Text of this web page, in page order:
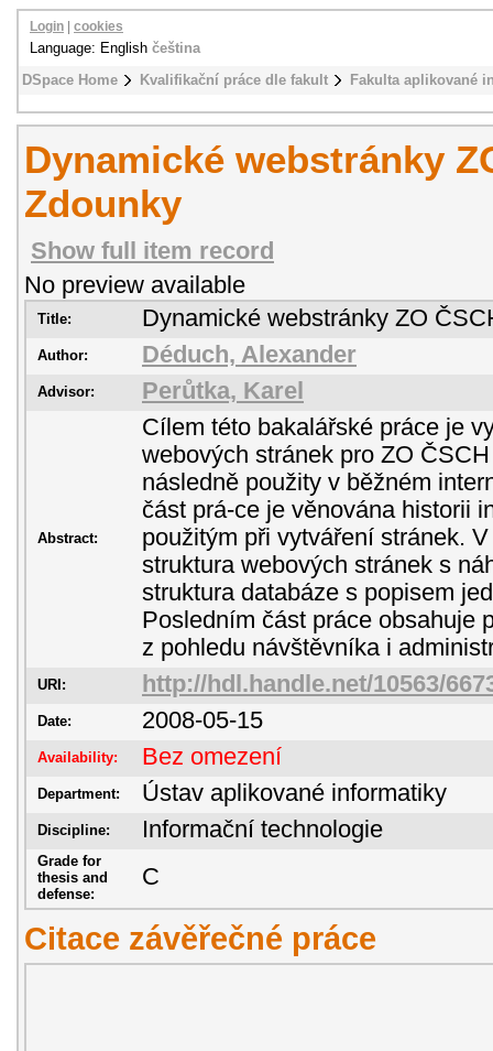
DSpace Home Kvalifikační práce dle fakult Fakulta aplikované
Login cookies
Language: English čeština
Dynamické webstránky
Zdounky
Show full item record
No preview available
Title: Dynamické webstránky ZO
Author: Déduch, Alexander
Advisor: Perůtka, Karel
Abstract:
Cílem této bakalářské práce je
webových stránek pro ZO
následně použity v běžném
část prá-ce je věnována historii
použitým při vytváření stránek.
struktura webových stránek s
struktura databáze s popisem
Posledním část práce obsahuje
z pohledu návštěvníka i
URI: http://hdl.handle.net/10563/
Date: 2008-05-15
Availability: Bez omezení
Department: Ústav aplikované informatiky
Discipline: Informační technologie
Grade for
thesis and
defense:
C
Citace závěřečné práce